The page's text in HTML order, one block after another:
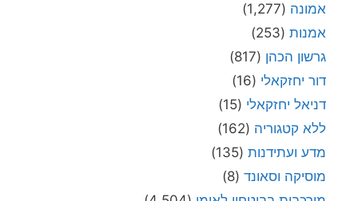
אמונה (1,277)
אמנות (253)
גרשון הכהן (817)
דור יחזקאלי (16)
דניאל יחזקאלי (15)
ללא קטגוריה (162)
מדע ועתידנות (135)
מוסיקה וסאונד (8)